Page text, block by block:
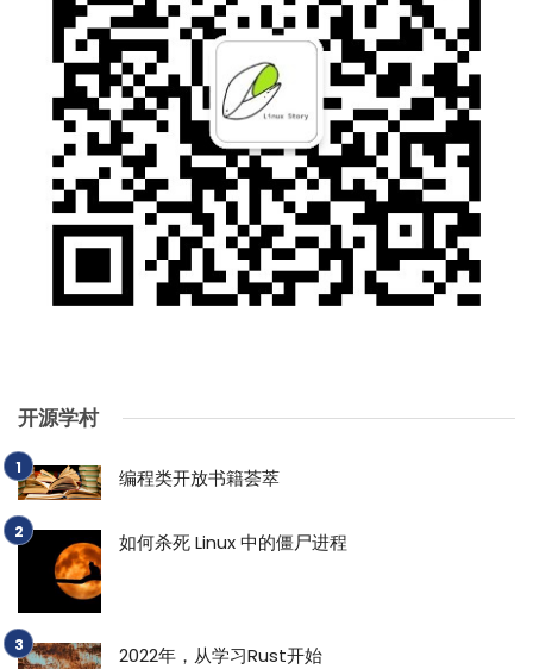
开源学村
编程类开放书籍荟萃
如何杀死 Linux 中的僵尸进程
2022年，从学习Rust开始